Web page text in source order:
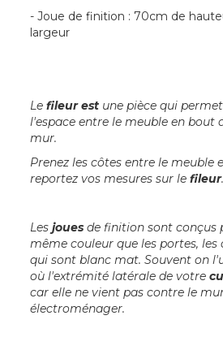
- Joue de finition : 70cm de
largeur
Lefileur est une pièce qui
l'espace entre le meuble en bout
mur.
Prenez les côtes entre le meuble
reportez vos mesures sur lefileur.
Lesjoues de finition sont conçus
même couleur que les portes, les
qui sont blanc mat. Souvent on
où l'extrémité latérale de votre
car elle ne vient pas contre le
électroménager.